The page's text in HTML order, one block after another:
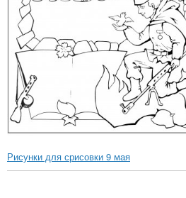
Рисунки для срисовки 9 мая